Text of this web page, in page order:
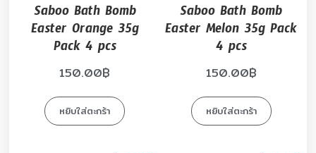
Saboo Bath Bomb
Easter Orange 35g
Pack 4 pcs
150.00฿
หยิบใส่ตะกร้า
Saboo Bath Bomb
Easter Melon 35g Pack
4 pcs
150.00฿
หยิบใส่ตะกร้า